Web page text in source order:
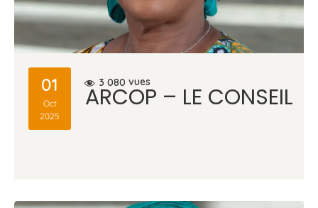
3 080 vues
01
Oct
2025
ARCOP – LE CONSEIL